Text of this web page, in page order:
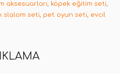
aksesuarları, köpek eğitim seti,
slalom seti, pet oyun seti, evcil